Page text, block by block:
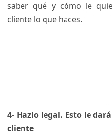
saber qué y cómo le
cliente lo que haces.
4- Hazlo legal. Esto le
cliente